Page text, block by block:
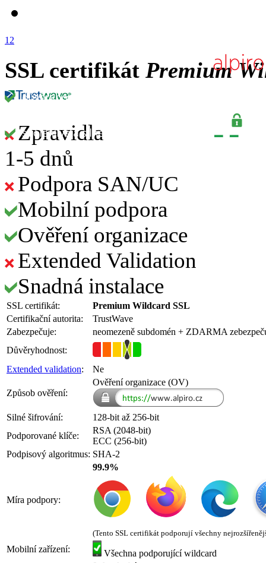
1 2
SSL certifikát Premium
Zpravidla
1-5 dnů
Podpora SAN/UC
Mobilní podpora
Ověření organizace
Extended Validation
Snadná instalace
SSL certifikát:
Premium Wildcard SSL
Certifikační autorita:
TrustWave
Zabezpečuje:
neomezeně subdomén + ZDARMA
Důvěryhodnost:
Extended validation: Ne
Způsob ověření:
Ověření organizace (OV)
Silné šifrování:
128-bit až 256-bit
Podporované klíče:
RSA (2048-bit)
ECC (256-bit)
Podpisový algoritmus: SHA-2
Míra podpory:
99.9%
(Tento SSL certifikát podporují všechny
Mobilní zařízení:
Všechna podporující wildcard